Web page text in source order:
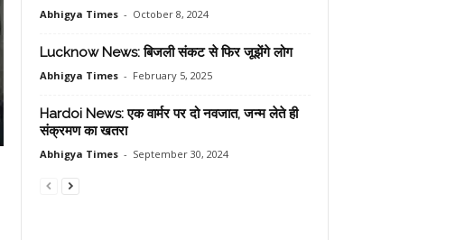
Abhigya Times - October 8, 2024
Lucknow News: बिजली संकट से फिर जूझेंगे लोग
Abhigya Times - February 5, 2025
Hardoi News: एक वार्मर पर दो नवजात, जन्म लेते ही
संक्रमण का खतरा
Abhigya Times - September 30, 2024